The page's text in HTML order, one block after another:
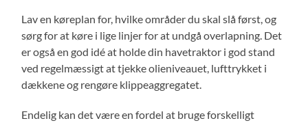
Lav en køreplan for, hvilke områder du skal slå først, og
sørg for at køre i lige linjer for at undgå overlapning. Det
er også en god idé at holde din havetraktor i god stand
ved regelmæssigt at tjekke olieniveauet, lufttrykket i
dækkene og rengøre klippeaggregatet.
Endelig kan det være en fordel at bruge forskelligt